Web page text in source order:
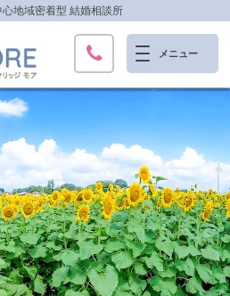
地域密着型 結婚相談所